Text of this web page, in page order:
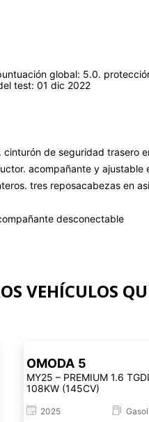
global: 5.0.
test: 01 dic 2022
de seguridad
acompañante y ajustable
tres reposacabezas en
desconectable
VEHÍCULOS
OMODA 5
MY25 – PREMIUM 1.6 TGDI
108KW (145CV)
2025